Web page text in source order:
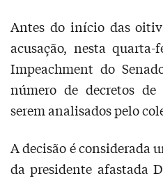
Antes do início das
acusação, nesta
Impeachment do
número de decretos
serem analisados pelo
A decisão é considerada
da presidente afastada